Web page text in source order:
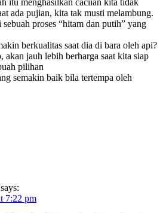
itu menghasilkan caciian kita tidak
ada pujian, kita tak musti melambung.
proses “hitam dan putih” yang
berkualitas saat dia di bara oleh api?
akan jauh lebih berharga saat kita siap
pilihan
semakin baik bila tertempa oleh
says:
7:22 pm